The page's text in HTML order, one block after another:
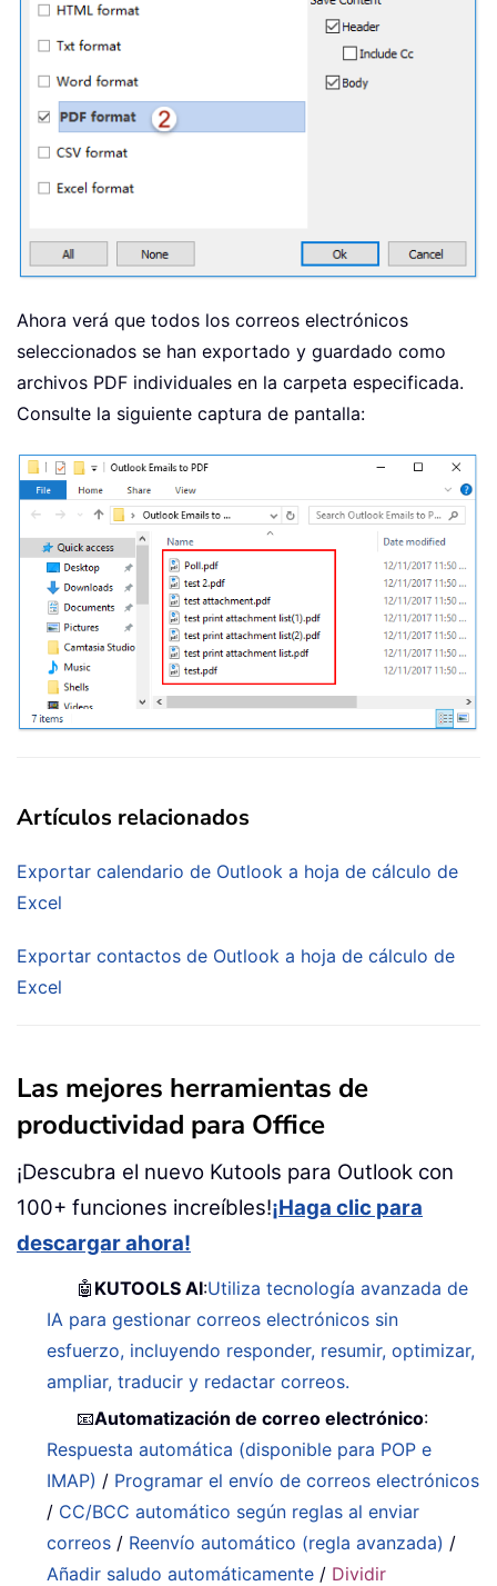
Ahora verá que todos los correos electrónicos
seleccionados se han exportado y guardado como
archivos PDF individuales en la carpeta especificada.
Consulte la siguiente captura de pantalla:
Artículos relacionados
Exportar calendario de Outlook a hoja de cálculo de
Excel
Exportar contactos de Outlook a hoja de cálculo de
Excel
Las mejores herramientas de
productividad para Office
¡Descubra el nuevo Kutools para Outlook con
100+ funciones increíbles!¡Haga clic para
descargar ahora!
🤖 KUTOOLS AI:Utiliza tecnología avanzada de
IA para gestionar correos electrónicos sin
esfuerzo, incluyendo responder, resumir, optimizar,
ampliar, traducir y redactar correos.
📧Automatización de correo electrónico:
Respuesta automática (disponible para POP e
IMAP) / Programar el envío de correos electrónicos
/ CC/BCC automático según reglas al enviar
correos / Reenvío automático (regla avanzada) /
Añadir saludo automáticamente / Dividir